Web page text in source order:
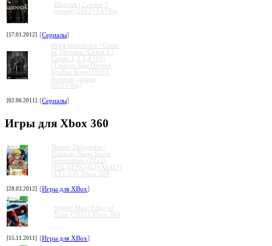
Шерлок (2 сезон 3
серия) (2012) SATRip
[17.01.2012] [Сериалы]
Игра престолов / Game
of Thrones / Сезон 1 /
Серии 1,2,3,4 (10)
(Тимоти Ван Паттен,
Брайан Кирк) [2011,
фэнтези, драма,
HDTVRip]
[02.06.2011] [Сериалы]
Игры для Xbox 360
Naruto Shippuden:
Ultimate Ninja Storm
Generations (2012)
[PAL][ENG][L] (XGD3)
(LT+ 3.0) Xbox 360
[28.03.2012] [Игры для XBox]
Spider-Man: Edge of
Time (2011) Xbox 360
[15.11.2011] [Игры для XBox]